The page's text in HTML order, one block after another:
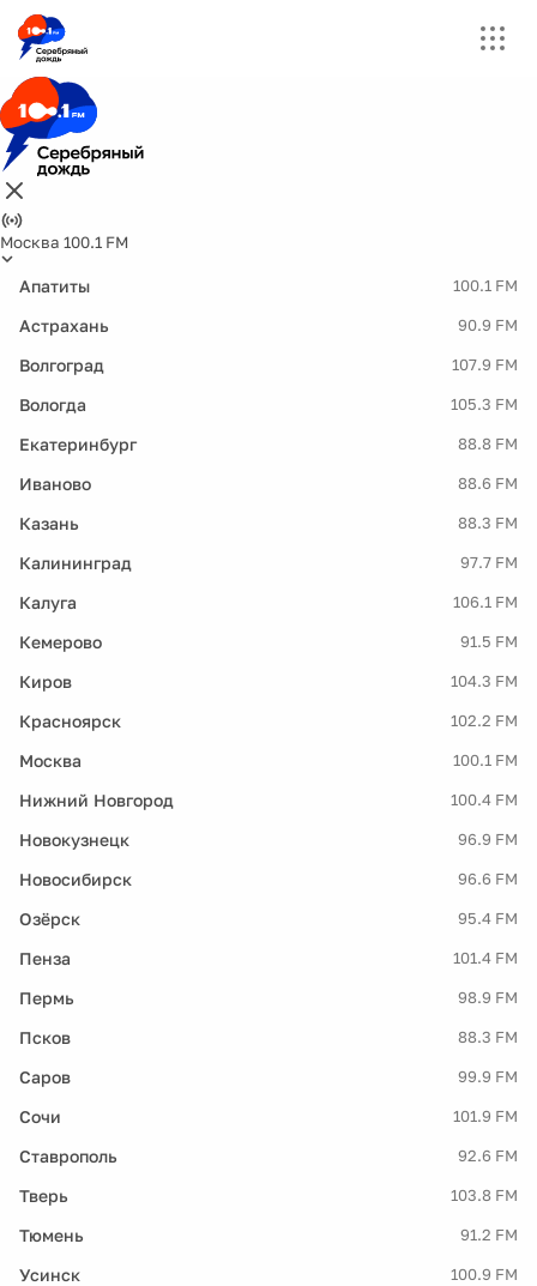
Москва 100.1 FM
Апатиты 100.1 FM
Астрахань 90.9 FM
Волгоград 107.9 FM
Вологда 105.3 FM
Екатеринбург 88.8 FM
Иваново 88.6 FM
Казань 88.3 FM
Калининград 97.7 FM
Калуга 106.1 FM
Кемерово 91.5 FM
Киров 104.3 FM
Красноярск 102.2 FM
Москва 100.1 FM
Нижний Новгород 100.4 FM
Новокузнецк 96.9 FM
Новосибирск 96.6 FM
Озёрск 95.4 FM
Пенза 101.4 FM
Пермь 98.9 FM
Псков 88.3 FM
Саров 99.9 FM
Сочи 101.9 FM
Ставрополь 92.6 FM
Тверь 103.8 FM
Тюмень 91.2 FM
Усинск 100.9 FM